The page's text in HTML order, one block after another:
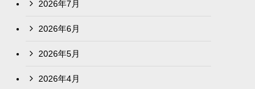
2026年7月
2026年6月
2026年5月
2026年4月